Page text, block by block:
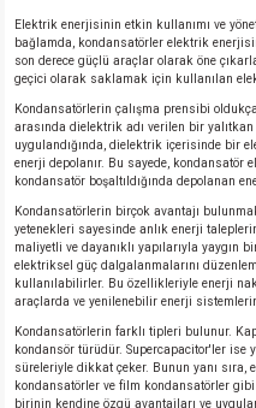
Elektrik enerjisinin etkin kullanımı ve
bağlamda, kondansatörler elektrik
son derece güçlü araçlar olarak öne
geçici olarak saklamak için kullanılan
Kondansatörlerin çalışma prensibi
arasında dielektrik adı verilen bir
uygulandığında, dielektrik içerisinde bir
enerji depolanır. Bu sayede, kondansatör
kondansatör boşaltıldığında depolanan
Kondansatörlerin birçok avantajı
yetenekleri sayesinde anlık enerji
maliyetli ve dayanıklı yapılarıyla yaygın
elektriksel güç dalgalanmalarını
kullanılabilirler. Bu özellikleriyle enerji
araçlarda ve yenilenebilir enerji
Kondansatörlerin farklı tipleri bulunur.
kondansör türüdür. Supercapacitor'ler ise
süreleriyle dikkat çeker. Bunun yanı
kondansatörler ve film kondansatörler
birinin kendine özgü avantajları ve